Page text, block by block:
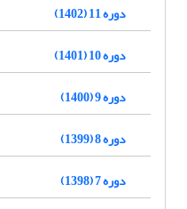
دوره 11 (1402)
دوره 10 (1401)
دوره 9 (1400)
دوره 8 (1399)
دوره 7 (1398)